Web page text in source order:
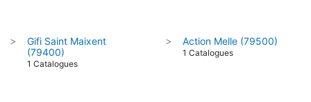
>
Gifi Saint Maixent
(79400)
1 Catalogues
> Action Melle (79500)
1 Catalogues